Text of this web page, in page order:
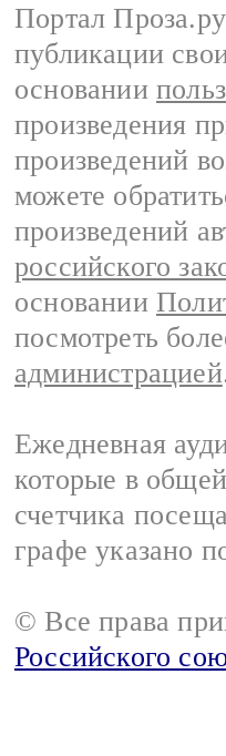
Портал
публикации
основании
произведения
произведений
можете
произведений
российского
основании
посмотреть
администрацией
Ежедневная
которые в
счетчика
графе указано
© Все права
Российского